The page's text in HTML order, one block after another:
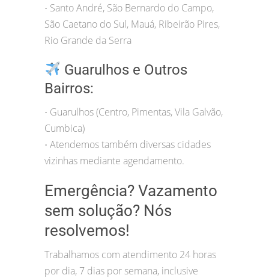
• Santo André, São Bernardo do Campo,
São Caetano do Sul, Mauá, Ribeirão Pires,
Rio Grande da Serra
Guarulhos e Outros
Bairros:
• Guarulhos (Centro, Pimentas, Vila Galvão,
Cumbica)
• Atendemos também diversas cidades
vizinhas mediante agendamento.
Emergência? Vazamento
sem solução? Nós
resolvemos!
Trabalhamos com atendimento 24 horas
por dia, 7 dias por semana, inclusive